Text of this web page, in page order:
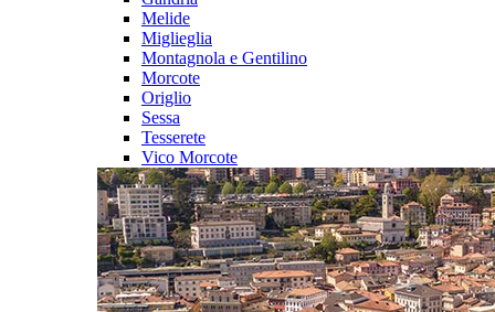
Melide
Miglieglia
Montagnola e Gentilino
Morcote
Origlio
Sessa
Tesserete
Vico Morcote